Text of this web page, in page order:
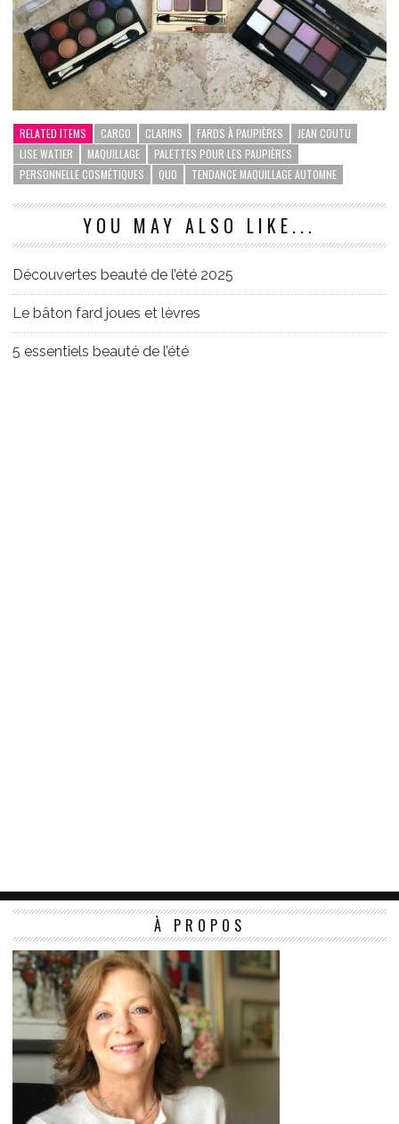
RELATED ITEMS CARGO CLARINS FARDS À PAUPIÈRES
JEAN COUTU
LISE WATIER
MAQUILLAGE
PALETTES POUR LES PAUPIÈRES
PERSONNELLE COSMÉTIQUES
QUO TENDANCE MAQUILLAGE AUTOMNE
YOU MAY ALSO LIKE...
Découvertes beauté de l’été 2025
Le bâton fard joues et lèvres
5 essentiels beauté de l’été
À PROPOS